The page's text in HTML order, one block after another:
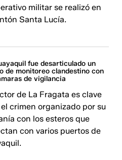
militar se realizó en
Santa Lucía.
fue desarticulado un
de monitoreo clandestino con
de vigilancia
de La Fragata es clave
crimen organizado por su
con los esteros que
con varios puertos de